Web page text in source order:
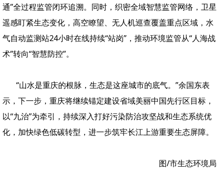
通”全过程监管闭环追溯。同时，织密全域智慧监管网络，卫星
遥感盯紧生态变化，高空瞭望、无人机巡查覆盖重点区域，水
气自动监测站24小时在线持续“站岗”，推动环境监管从“人海战
术”转向“智慧防控”。
“山水是重庆的根脉，生态是这座城市的底气。”余国东表
示，下一步，重庆将继续锚定建设省域美丽中国先行区目标，
以“九治”为牵引，持续深入打好污染防治攻坚战和生态系统优
化，加快绿色低碳转型，进一步筑牢长江上游重要生态屏障。
图/市生态环境局